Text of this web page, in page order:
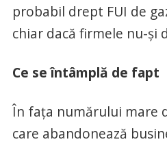
probabil drept FUI de
chiar dacă firmele nu-și
Ce se întâmplă de fapt
În fața numărului mare
care abandonează